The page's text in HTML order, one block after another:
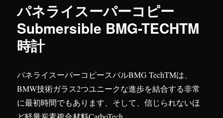
パネライスーパーコピー
Submersible BMG-TECHTM
時計
パネライスーパーコピースバルBMG TechTMは、
BMW技術ガラス2つユニークな進歩を結合する非常
に最初時間でもあります、そして、信じられないほ